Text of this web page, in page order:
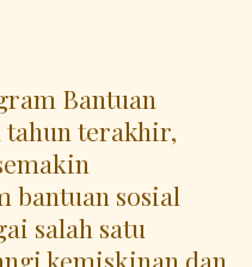
Bantuan
tahun terakhir,
bantuan sosial
salah satu
kemiskinan dan